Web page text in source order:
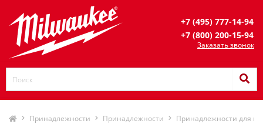
+7 (495) 777-14-94
+7 (800) 200-15-94
Заказать звонок
Принадлежности Принадлежности Принадлежности для